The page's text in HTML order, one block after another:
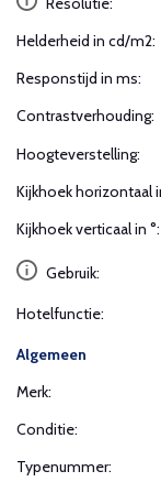
Helderheid in cd/m2:
Responstijd in ms:
Contrastverhouding:
Hoogteverstelling:
Kijkhoek horizontaal
Kijkhoek verticaal in °:
Gebruik:
Hotelfunctie:
Algemeen
Merk:
Conditie:
Typenummer: